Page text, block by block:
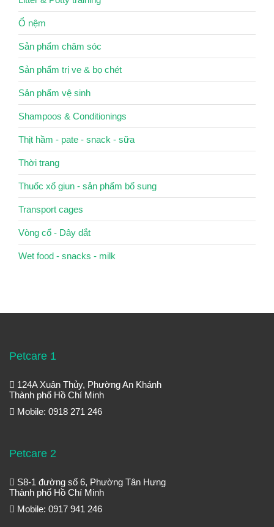
Ổ nệm
Sản phẩm chăm sóc
Sản phẩm trị ve & bọ chét
Sản phẩm vệ sinh
Shampoos & Conditionings
Thịt hầm - pate - snack - sữa
Thời trang
Thuốc xổ giun - sản phẩm bổ sung
Transport cages
Vòng cổ - Dây dắt
Wet food - snacks - milk
Petcare 1
124A Xuân Thủy, Phường An Khánh
Thành phố Hồ Chí Minh
Mobile: 0918 271 246
Petcare 2
S8-1 đường số 6, Phường Tân Hưng
Thành phố Hồ Chí Minh
Mobile: 0917 941 246